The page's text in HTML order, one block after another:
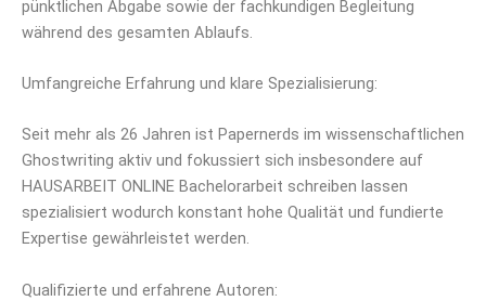
pünktlichen Abgabe sowie der fachkundigen Begleitung
während des gesamten Ablaufs.
Umfangreiche Erfahrung und klare Spezialisierung:
Seit mehr als 26 Jahren ist Papernerds im wissenschaftlichen
Ghostwriting aktiv und fokussiert sich insbesondere auf
HAUSARBEIT ONLINE Bachelorarbeit schreiben lassen
spezialisiert wodurch konstant hohe Qualität und fundierte
Expertise gewährleistet werden.
Qualifizierte und erfahrene Autoren: